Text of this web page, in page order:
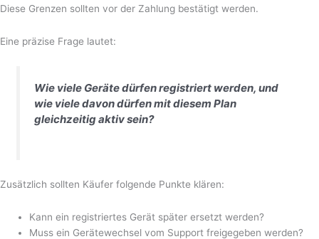
Diese Grenzen sollten vor der Zahlung bestätigt werden.
Eine präzise Frage lautet:
Wie viele Geräte dürfen registriert werden, und
wie viele davon dürfen mit diesem Plan
gleichzeitig aktiv sein?
Zusätzlich sollten Käufer folgende Punkte klären:
Kann ein registriertes Gerät später ersetzt werden?
Muss ein Gerätewechsel vom Support freigegeben werden?